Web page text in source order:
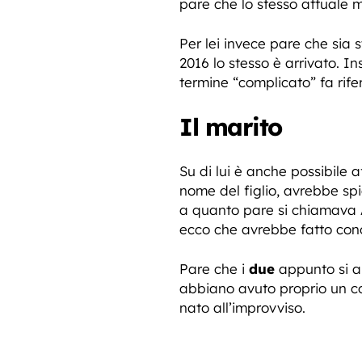
pare che lo stesso attuale
Per lei invece pare che
2016 lo stesso è arrivato.
termine “complicato” fa
Il marito
Su di lui è anche possibile
nome del figlio, avrebbe
a quanto pare si chiamava
ecco che avrebbe fatto
Pare che i due appunto si
abbiano avuto proprio un
nato all’improvviso.